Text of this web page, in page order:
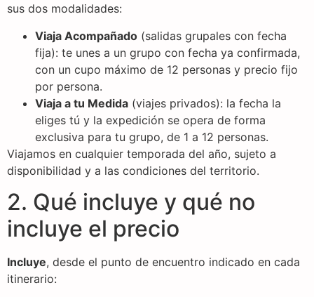
sus dos modalidades:
Viaja Acompañado (salidas grupales con fecha
fija): te unes a un grupo con fecha ya confirmada,
con un cupo máximo de 12 personas y precio fijo
por persona.
Viaja a tu Medida (viajes privados): la fecha la
eliges tú y la expedición se opera de forma
exclusiva para tu grupo, de 1 a 12 personas.
Viajamos en cualquier temporada del año, sujeto a
disponibilidad y a las condiciones del territorio.
2. Qué incluye y qué no
incluye el precio
Incluye, desde el punto de encuentro indicado en cada
itinerario: